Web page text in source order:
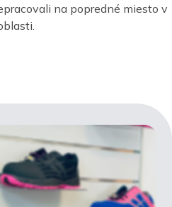
na popredné miesto v